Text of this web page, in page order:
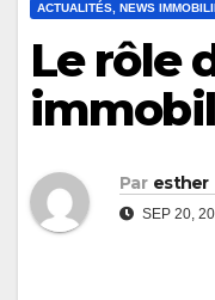
ACTUALITÉS, NEWS
Le rôle
Par esther
SEP 20,